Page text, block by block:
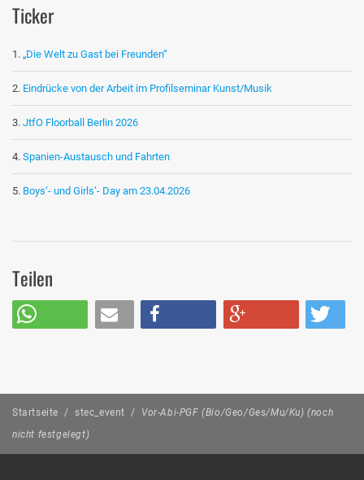
Ticker
„Die Welt zu Gast bei Freunden“
Eindrücke von der Arbeit im Profilseminar Kunst/Musik
JtfO Floorball Berlin 2026
Spanien-Austausch und Fahrten
Boys‘- und Girls‘- Day am 23.04.2026
Teilen
Startseite / stec_event / Vor-Abi-PGF (Bio/Geo/Ges/Mu/Ku) (noch
nicht festgelegt)